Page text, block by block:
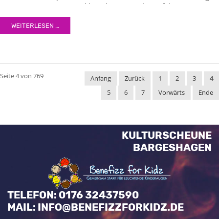
semper nec, quam. Sed hendrerit. Morbi ac felis. Nunc
egestas, augue at pellentesque laoreet.
WEITERLESEN …
Seite 4 von 769 Anfang Zurück 1 2 3
4
5
6 7 Vorwärts Ende
KULTURSCHEUNE
BARGESHAGEN
TELEFON: 0176 32437590
MAIL: INFO@BENEFIZZFORKIDZ.DE